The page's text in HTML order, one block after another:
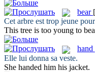
bear
Cet arbre est trop jeune pour
This tree is too young to
hand
Elle lui donna sa veste.
She handed him his jacket.